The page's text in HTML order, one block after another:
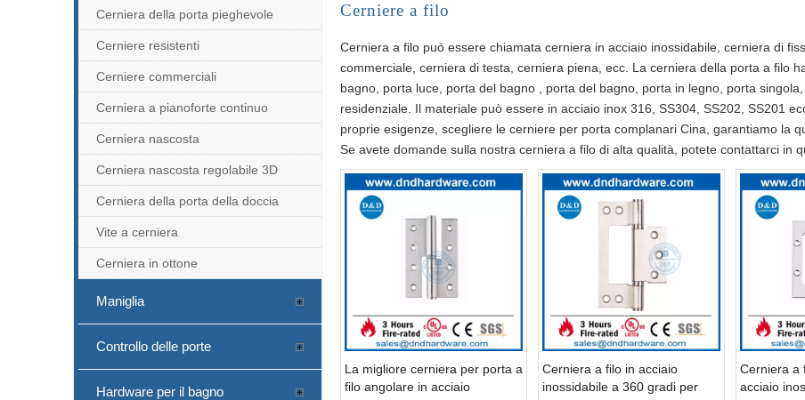
Cerniera della porta pieghevole
Cerniere resistenti
Cerniere commerciali
Cerniera a pianoforte continuo
Cerniera nascosta
Cerniera nascosta regolabile 3D
Cerniera della porta della doccia
Vite a cerniera
Cerniera in ottone
Maniglia
Controllo delle porte
Hardware per il bagno
Cerniere a filo
Cerniera a filo può essere chiamata cerniera in acciaio inossidabile, cerniera di
commerciale, cerniera di testa, cerniera piena, ecc. La cerniera della porta a filo
bagno, porta luce, porta del bagno , porta del bagno, porta in legno, porta
residenziale. Il materiale può essere in acciaio inox 316, SS304, SS202, SS201
proprie esigenze, scegliere le cerniere per porta complanari Cina, garantiamo la
Se avete domande sulla nostra cerniera a filo di alta qualità, potete contattarci in
La migliore cerniera per porta a
filo angolare in acciaio
Cerniera a filo in acciaio
inossidabile a 360 gradi per
Cerniera a
acciaio